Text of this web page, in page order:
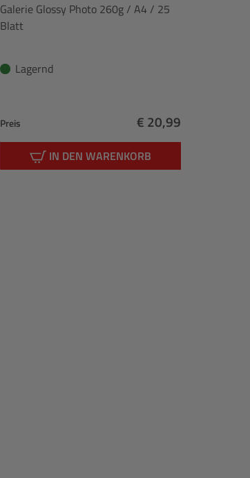
Galerie Glossy Photo 260g / A4 / 25
Blatt
Lagernd
Preis
Regulärer Preis:
€ 20,99
IN DEN WARENKORB